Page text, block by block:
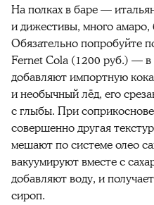
На полках в баре —
и дижестивы, много амаро,
Обязательно попробуйте
Fernet Cola (1200 руб.) — в
добавляют импортную
и необычный лёд, его
с глыбы. При
совершенно другая
мешают по системе олео
вакуумируют вместе с
добавляют воду, и
сироп.